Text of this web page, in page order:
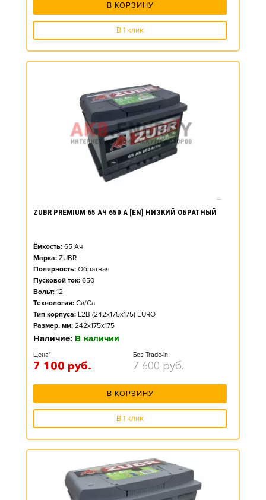
В КОРЗИНУ
В 1 клик
ZUBR PREMIUM 65 АЧ 650 А [EN] НИЗКИЙ ОБРАТНЫЙ
Ёмкость: 65 Ач
Марка: ZUBR
Полярность: Обратная
Пусковой ток: 650
Вольт: 12
Технология: Ca/Ca
Тип корпуса: L2B (242x175x175) EURO
Размер, мм: 242x175x175
Наличие: В наличии
Цена*
7 100 руб.
Без Trade-in
7 600 руб.
В КОРЗИНУ
В 1 клик